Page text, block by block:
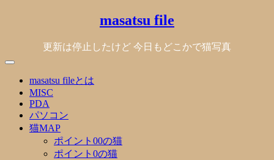
masatsu file
更新は停止したけど 今日もどこかで猫写真
masatsu fileとは
MISC
PDA
パソコン
猫MAP
ポイント00の猫
ポイント0の猫